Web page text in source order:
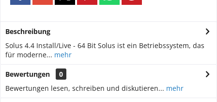
Beschreibung
Solus 4.4 Install/Live - 64 Bit Solus ist ein Betriebssystem, das
für moderne... mehr
Bewertungen
0
Bewertungen lesen, schreiben und diskutieren... mehr